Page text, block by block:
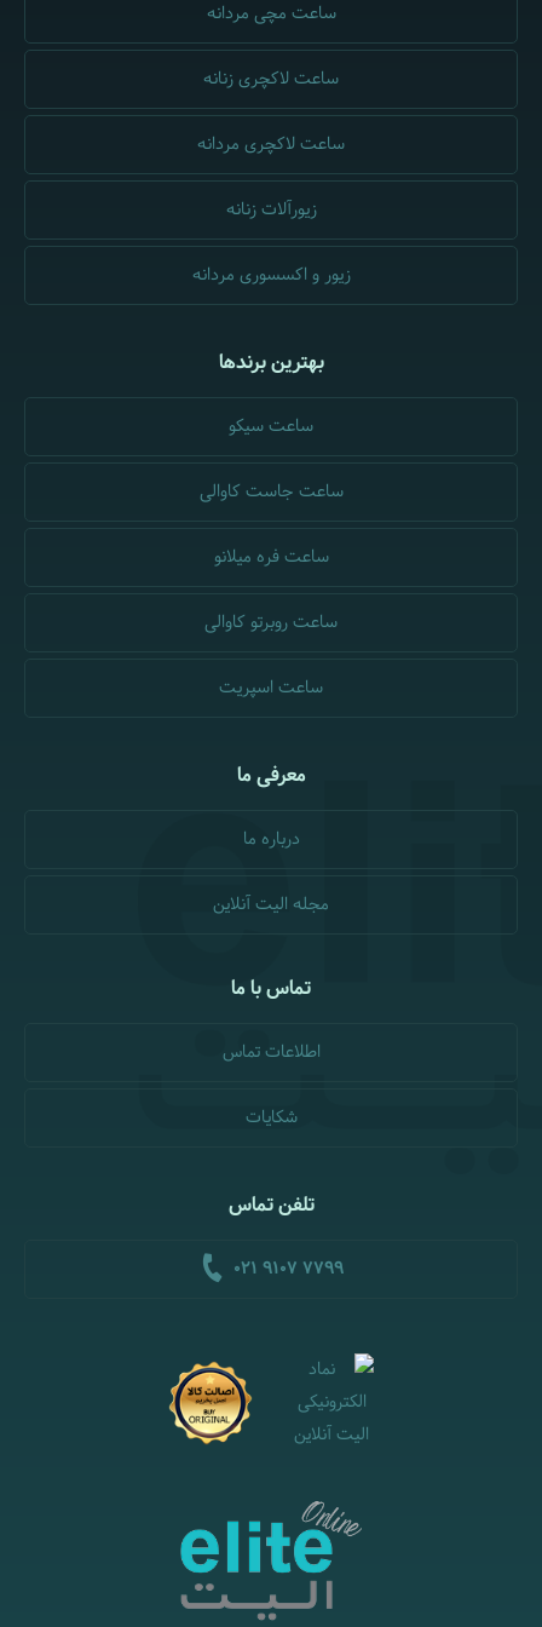
ساعت مچی مردانه
ساعت لاکچری زنانه
ساعت لاکچری مردانه
زیورآلات زنانه
زیور و اکسسوری مردانه
بهترین برندها
ساعت سیکو
ساعت جاست کاوالی
ساعت فره میلانو
ساعت روبرتو کاوالی
ساعت اسپریت
معرفی ما
درباره ما
مجله الیت آنلاین
تماس با ما
اطلاعات تماس
شکایات
تلفن تماس
021 9107 7799